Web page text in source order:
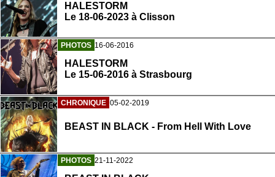
HALESTORM
Le 18-06-2023 à Clisson
PHOTOS 16-06-2016
HALESTORM
Le 15-06-2016 à Strasbourg
CHRONIQUE 05-02-2019
BEAST IN BLACK - From Hell With Love
PHOTOS 21-11-2022